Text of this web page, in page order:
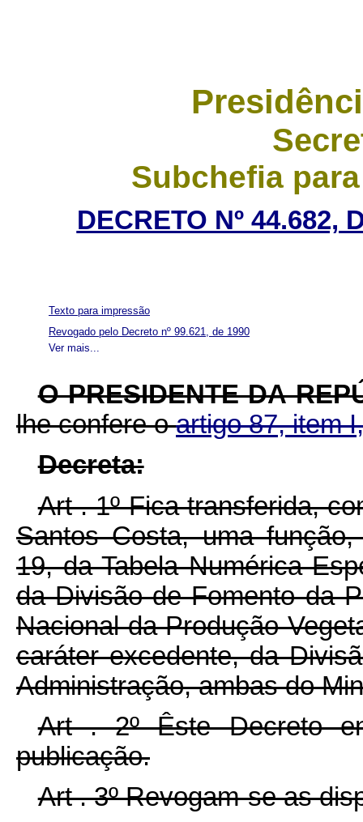
Subchefia
DECRETO Nº 44.682,
Ver mais...
Texto para impressão
Revogado pelo Decreto nº 99.621, de 1990
O PRESIDENTE DA
lhe confere oartigo 87, item
Decreta:
Art . 1º Fica transferida,
Santos Costa, uma
19, da Tabela Numérica
da Divisão de Fomento da
Nacional da Produção
caráter excedente, da
Administração, ambas do
Art . 2º Êste Decreto
publicação.
Art . 3º Revogam-se as